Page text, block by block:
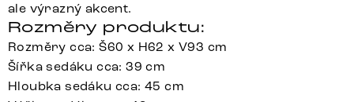
ale výrazný akcent.
Rozměry produktu:
Rozměry cca: Š60 x H62 x V93 cm
Šířka sedáku cca: 39 cm
Hloubka sedáku cca: 45 cm